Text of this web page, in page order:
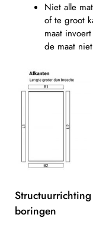
Niet alle
of te groot
maat
de maat
boringen